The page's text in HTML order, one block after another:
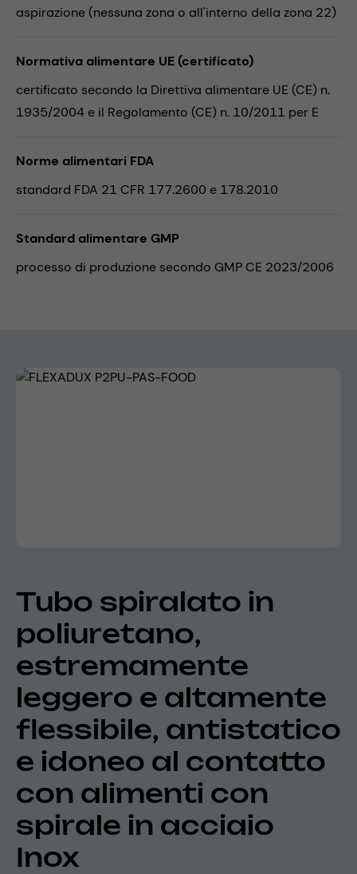
aspirazione (nessuna zona o all'interno della zona 22)
Normativa alimentare UE (certificato)
certificato secondo la Direttiva alimentare UE (CE) n.
1935/2004 e il Regolamento (CE) n. 10/2011 per E
Norme alimentari FDA
standard FDA 21 CFR 177.2600 e 178.2010
Standard alimentare GMP
processo di produzione secondo GMP CE 2023/2006
Skip image gallery
Tubo spiralato in
poliuretano,
estremamente
leggero e altamente
flessibile, antistatico
e idoneo al contatto
con alimenti con
spirale in acciaio
Inox